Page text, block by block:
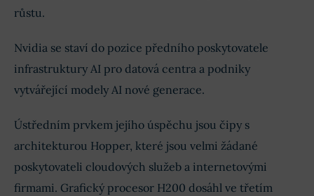
růstu.
Nvidia se staví do pozice předního poskytovatele
infrastruktury AI pro datová centra a podniky
vytvářející modely AI nové generace.
Ústředním prvkem jejího úspěchu jsou čipy s
architekturou Hopper, které jsou velmi žádané
poskytovateli cloudových služeb a internetovými
firmami. Grafický procesor H200 dosáhl ve třetím